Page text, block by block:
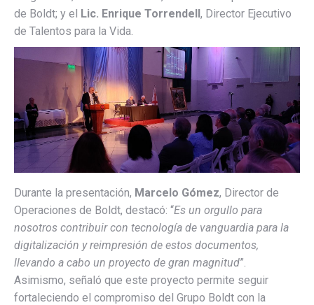
de Boldt; y el Lic. Enrique Torrendell, Director Ejecutivo
de Talentos para la Vida.
Durante la presentación, Marcelo Gómez, Director de
Operaciones de Boldt, destacó: “Es un orgullo para
nosotros contribuir con tecnología de vanguardia para la
digitalización y reimpresión de estos documentos,
llevando a cabo un proyecto de gran magnitud”.
Asimismo, señaló que este proyecto permite seguir
fortaleciendo el compromiso del Grupo Boldt con la